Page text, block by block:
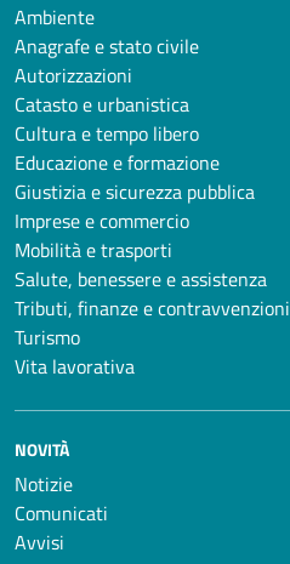
Ambiente
Anagrafe e stato civile
Autorizzazioni
Catasto e urbanistica
Cultura e tempo libero
Educazione e formazione
Giustizia e sicurezza pubblica
Imprese e commercio
Mobilità e trasporti
Salute, benessere e assistenza
Tributi, finanze e contravvenzioni
Turismo
Vita lavorativa
NOVITÀ
Notizie
Comunicati
Avvisi